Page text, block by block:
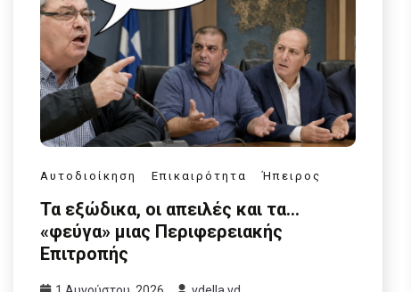
Αυτοδιοίκηση Επικαιρότητα Ήπειρος
Τα εξώδικα, οι απειλές και τα…
«φεύγα» μιας Περιφερειακής
Επιτροπής